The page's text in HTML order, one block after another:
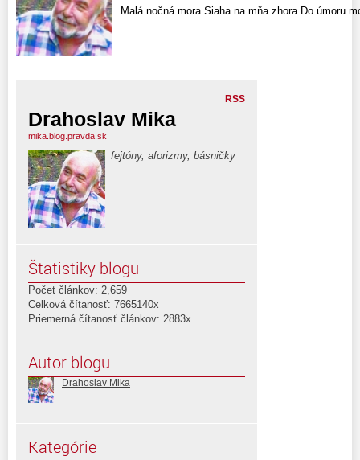
Malá nočná mora Siaha na mňa zhora Do úmoru
RSS
Drahoslav Mika
mika.blog.pravda.sk
fejtóny, aforizmy, básničky
Štatistiky blogu
Počet článkov: 2,659
Celková čítanosť: 7665140x
Priemerná čítanosť článkov: 2883x
Autor blogu
Drahoslav Mika
Kategórie